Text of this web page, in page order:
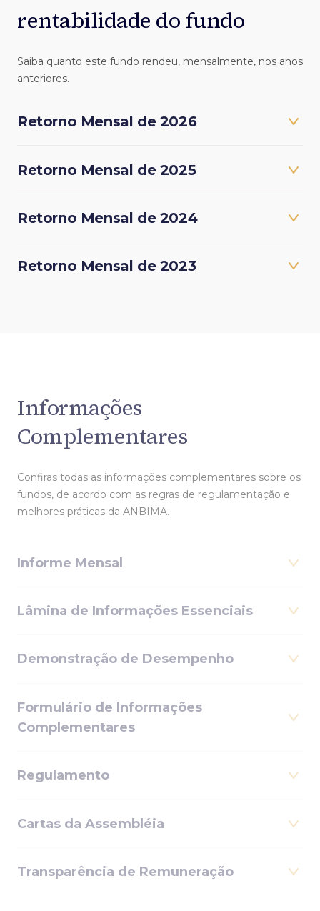
rentabilidade do fundo
Saiba quanto este fundo rendeu, mensalmente, nos anos
anteriores.
Retorno Mensal de 2026
Retorno Mensal de 2025
Retorno Mensal de 2024
Retorno Mensal de 2023
Informações
Complementares
Confiras todas as informações complementares sobre os
fundos, de acordo com as regras de regulamentação e
melhores práticas da ANBIMA.
Informe Mensal
Lâmina de Informações Essenciais
Demonstração de Desempenho
Formulário de Informações
Complementares
Regulamento
Cartas da Assembléia
Transparência de Remuneração